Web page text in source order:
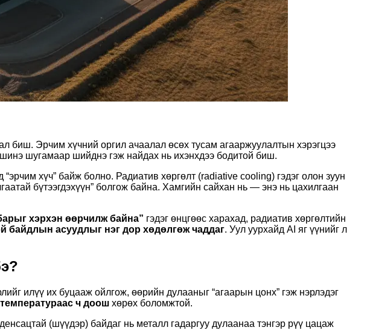
биш. Эрчим хүчний оргил ачаалал өсөх тусам агааржуулалтын хэрэгцээ
шинэ шугамаар шийднэ гэж найдах нь ихэнхдээ бодитой биш.
“эрчим хүч” байж болно. Радиатив хөргөлт (radiative cooling) гэдэг олон зуун
бүтээгдэхүүн” болгож байна. Хамгийн сайхан нь — энэ нь цахилгаан
хэрхэн өөрчилж байна” гэдэг өнцгөөс харахад, радиатив хөргөлтийн
байдлын асуудлыг нэг дор хөдөлгөж чаддаг. Уул уурхайд AI яг үүнийг л
илүү их буцааж ойлгож, өөрийн дулааныг “агаарын цонх” гэж нэрлэдэг
ч доош хөрөх боломжтой.
(шүүдэр) байдаг нь металл гадаргуу дулаанаа тэнгэр рүү цацаж